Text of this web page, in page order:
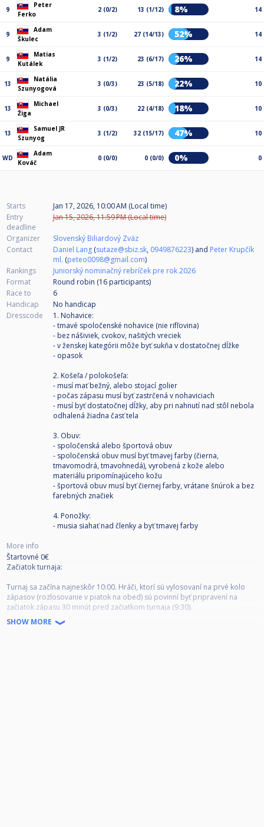
9
Peter
Ferko
2 (0/2) 13 (1/12) 8% 14
9
Adam
Škulec
3 (1/2) 27 (14/13) 52% 14
9
Matias
Kutálek
3 (1/2) 23 (6/17) 26% 14
13
Natália
Szunyogová
3 (0/3) 23 (5/18) 22% 10
13
Michael
Žiga
3 (0/3) 22 (4/18) 18% 10
13
Samuel JR
Szunyog
3 (1/2) 32 (15/17) 47% 10
WD
Adam
Kováč
0 (0/0) 0 (0/0) 0% 0
Starts
Jan 17, 2026, 10:00 AM (Local time)
Entry
deadline
Jan 15, 2026, 11:59 PM (Local time)
Organizer
Slovenský Biliardový Zväz
Contact
Daniel Lang (sutaze@sbiz.sk, 0949876223) and Peter Krupčík
ml. (peteo0098@gmail.com)
Rankings
Juniorský nominačný rebríček pre rok 2026
Format
Round robin (16 participants)
Race to
6
Handicap
No handicap
Dresscode
1. Nohavice:
- tmavé spoločenské nohavice (nie rifľovina)
- bez nášiviek, cvokov, našitých vreciek
- v ženskej kategórii môže byť sukňa v dostatočnej dĺžke
- opasok
2. Košeľa / polokošeľa:
- musí mať bežný, alebo stojací golier
- počas zápasu musí byť zastrčená v nohaviciach
- musí byť dostatočnej dĺžky, aby pri nahnutí nad stôl nebola
odhalená žiadna časť tela
3. Obuv:
- spoločenská alebo športová obuv
- spoločenská obuv musí byť tmavej farby (čierna,
tmavomodrá, tmavohnedá), vyrobená z kože alebo
materiálu pripomínajúceho kožu
- športová obuv musí byť čiernej farby, vrátane šnúrok a bez
farebných značiek
4. Ponožky:
- musia siahať nad členky a byť tmavej farby
More info
Štartovné 0€
Začiatok turnaja:
Turnaj sa začína najneskôr 10:00. Hráči, ktorí sú vylosovaní na prvé kolo
zápasov (rozlosovanie v piatok na obed) sú povinní byť pripravení na
začiatok zápasu 30 minút pred začiatkom turnaja (9:30).
Príchod na zápas:
SHOW MORE